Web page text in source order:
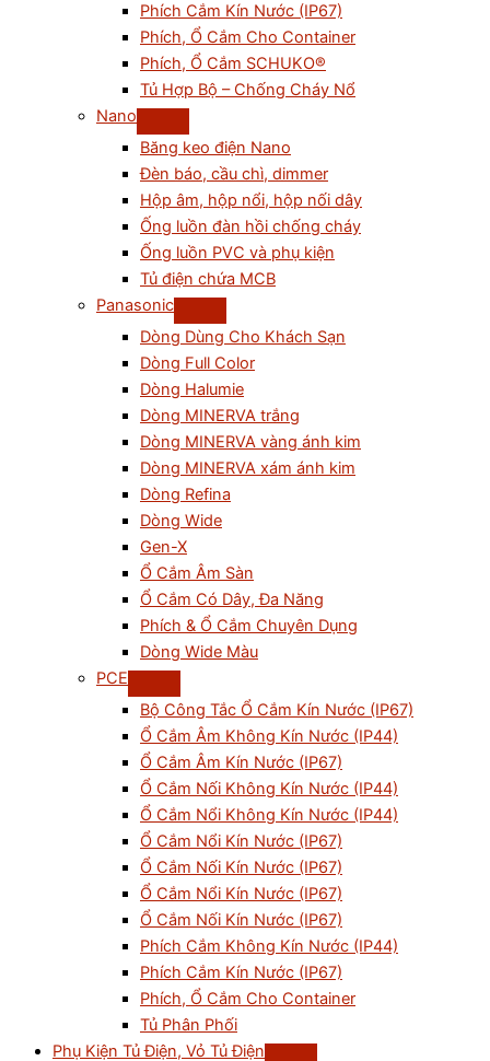
Phích Cắm Kín Nước (IP67)
Phích, Ổ Cắm Cho Container
Phích, Ổ Cắm SCHUKO®
Tủ Hợp Bộ – Chống Cháy Nổ
Nano
Băng keo điện Nano
Đèn báo, cầu chì, dimmer
Hộp âm, hộp nổi, hộp nối dây
Ống luồn đàn hồi chống cháy
Ống luồn PVC và phụ kiện
Tủ điện chứa MCB
Panasonic
Dòng Dùng Cho Khách Sạn
Dòng Full Color
Dòng Halumie
Dòng MINERVA trắng
Dòng MINERVA vàng ánh kim
Dòng MINERVA xám ánh kim
Dòng Refina
Dòng Wide
Gen-X
Ổ Cắm Âm Sàn
Ổ Cắm Có Dây, Đa Năng
Phích & Ổ Cắm Chuyên Dụng
Dòng Wide Màu
PCE
Bộ Công Tắc Ổ Cắm Kín Nước (IP67)
Ổ Cắm Âm Không Kín Nước (IP44)
Ổ Cắm Âm Kín Nước (IP67)
Ổ Cắm Nối Không Kín Nước (IP44)
Ổ Cắm Nổi Không Kín Nước (IP44)
Ổ Cắm Nổi Kín Nước (IP67)
Ổ Cắm Nối Kín Nước (IP67)
Ổ Cắm Nổi Kín Nước (IP67)
Ổ Cắm Nối Kín Nước (IP67)
Phích Cắm Không Kín Nước (IP44)
Phích Cắm Kín Nước (IP67)
Phích, Ổ Cắm Cho Container
Tủ Phân Phối
Phụ Kiện Tủ Điện, Vỏ Tủ Điện